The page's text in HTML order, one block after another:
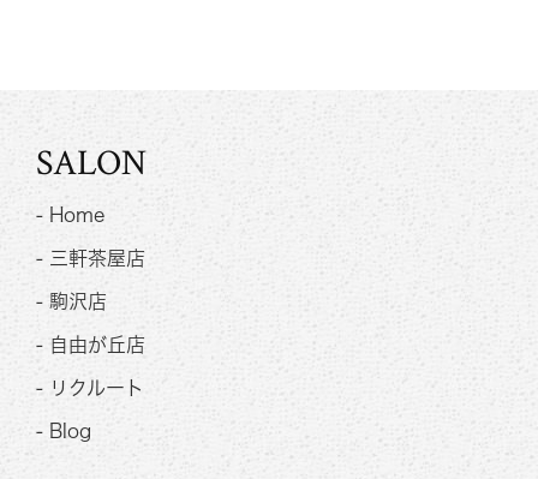
SALON
- Home
- 三軒茶屋店
- 駒沢店
- 自由が丘店
- リクルート
- Blog